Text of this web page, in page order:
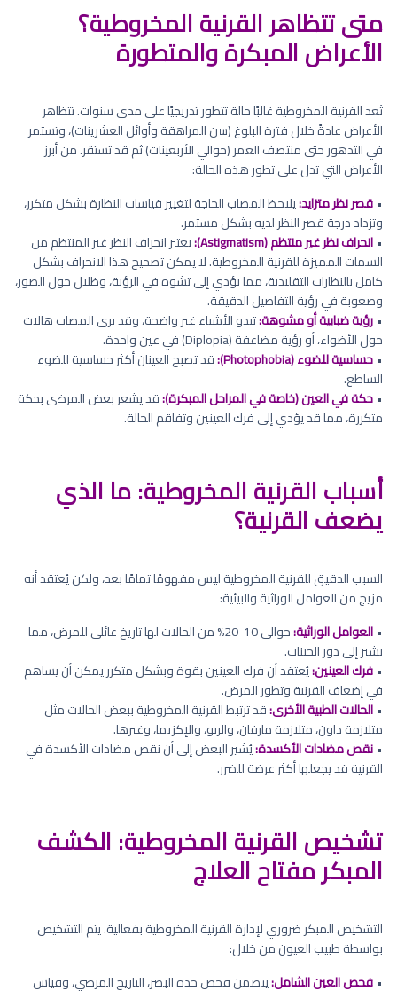
متى تتظاهر القرنية المخروطية؟
الأعراض المبكرة والمتطورة
تُعد القرنية المخروطية غالبًا حالة تتطور تدريجيًا على مدى سنوات. تتظاهر
الأعراض عادةً خلال فترة البلوغ (سن المراهقة وأوائل العشرينات)، وتستمر
في التدهور حتى منتصف العمر (حوالي الأربعينات) ثم قد تستقر. من أبرز
الأعراض التي تدل على تطور هذه الحالة:
•قصر نظر متزايد:يلاحظ المصاب الحاجة لتغيير قياسات النظارة بشكل متكرر،
وتزداد درجة قصر النظر لديه بشكل مستمر.
•انحراف نظر غير منتظم (Astigmatism):
يعتبر انحراف النظر غير المنتظم من
السمات المميزة للقرنية المخروطية. لا يمكن تصحيح هذا الانحراف بشكل
كامل بالنظارات التقليدية، مما يؤدي إلى تشوه في الرؤية، وظلال حول الصور،
وصعوبة في رؤية التفاصيل الدقيقة.
•رؤية ضبابية أو مشوهة:تبدو الأشياء غير واضحة، وقد يرى المصاب هالات
حول الأضواء، أو رؤية مضاعفة (Diplopia) في عين واحدة.
•حساسية للضوء (Photophobia):
قد تصبح العينان أكثر حساسية للضوء
الساطع.
•حكة في العين (خاصة في المراحل المبكرة):قد يشعر بعض المرضى بحكة
متكررة، مما قد يؤدي إلى فرك العينين وتفاقم الحالة.
أسباب القرنية المخروطية: ما الذي
يضعف القرنية؟
السبب الدقيق للقرنية المخروطية ليس مفهومًا تمامًا بعد، ولكن يُعتقد أنه
مزيج من العوامل الوراثية والبيئية:
•العوامل الوراثية:
حوالي 10-20% من الحالات لها تاريخ عائلي للمرض، مما
يشير إلى دور الجينات.
•فرك العينين:يُعتقد أن فرك العينين بقوة وبشكل متكرر يمكن أن يساهم
في إضعاف القرنية وتطور المرض.
•الحالات الطبية الأخرى:قد ترتبط القرنية المخروطية ببعض الحالات مثل
متلازمة داون، متلازمة مارفان، والربو، والإكزيما، وغيرها.
•نقص مضادات الأكسدة:يُشير البعض إلى أن نقص مضادات الأكسدة في
القرنية قد يجعلها أكثر عرضة للضرر.
تشخيص القرنية المخروطية: الكشف
المبكر مفتاح العلاج
التشخيص المبكر ضروري لإدارة القرنية المخروطية بفعالية. يتم التشخيص
بواسطة طبيب العيون من خلال:
•فحص العين الشامل:يتضمن فحص حدة البصر، التاريخ المرضي، وقياس